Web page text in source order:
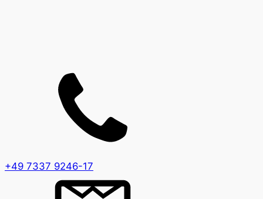
+49 7337 9246-17